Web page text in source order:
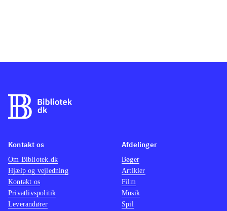
Kontakt os
Om Bibliotek.dk
Hjælp og vejledning
Kontakt os
Privatlivspolitik
Leverandører
Afdelinger
Bøger
Artikler
Film
Musik
Spil